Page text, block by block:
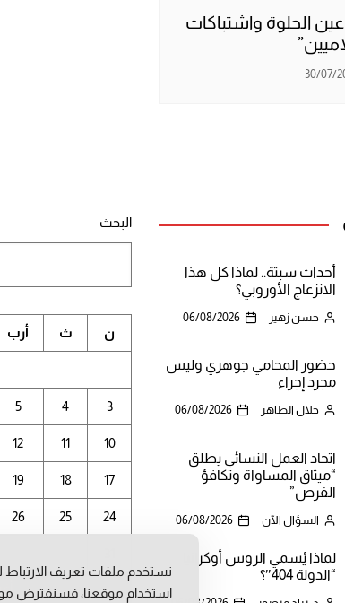
الحلوة واشتباكات
30/07/
أحداث سبتة.. لماذا كل هذا
الانزعاج الأوروبي؟
حسن زهير 06/08/2026
حضور المحامي جوهري وليس
مجرد إجراء
جلال الطاهر 06/08/2026
اتحاد العمل النسائي يطلق
“ميثاق المساواة وتكافؤ
الفرص”
السؤال الآن 06/08/2026
لماذا يُسمي الروس أوكرانيا
“الدولة 404″؟
البحث
ن ث أرب
3
4
5
10
11
12
17
18
19
24
25
26
نستخدم ملفات تعريف
استخدام موقعنا، فسنفترض